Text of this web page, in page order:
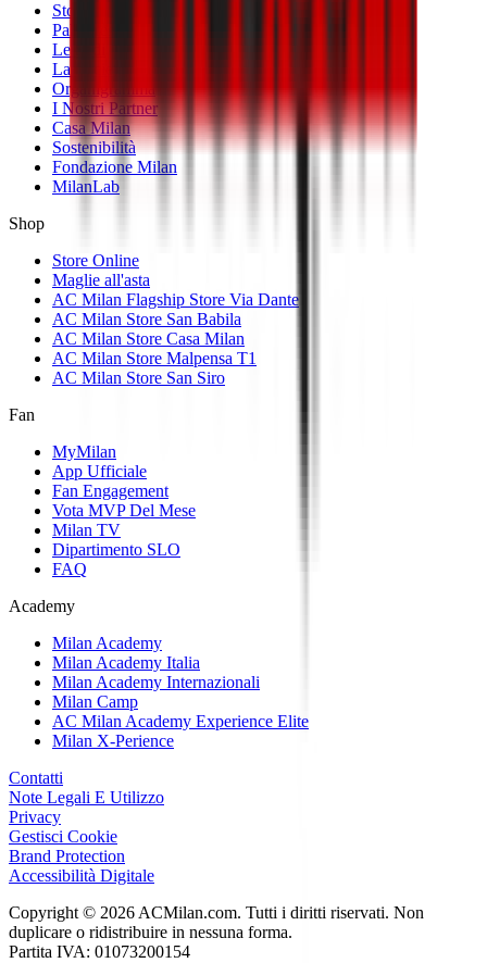
Storia
Palmarès
Le Sedi
La Società
Organigramma
I Nostri Partner
Casa Milan
Sostenibilità
Fondazione Milan
MilanLab
Shop
Store Online
Maglie all'asta
AC Milan Flagship Store Via Dante
AC Milan Store San Babila
AC Milan Store Casa Milan
AC Milan Store Malpensa T1
AC Milan Store San Siro
Fan
MyMilan
App Ufficiale
Fan Engagement
Vota MVP Del Mese
Milan TV
Dipartimento SLO
FAQ
Academy
Milan Academy
Milan Academy Italia
Milan Academy Internazionali
Milan Camp
AC Milan Academy Experience Elite
Milan X-Perience
Contatti
Note Legali E Utilizzo
Privacy
Gestisci Cookie
Brand Protection
Accessibilità Digitale
Copyright © 2026 ACMilan.com. Tutti i diritti riservati. Non
duplicare o ridistribuire in nessuna forma.
Partita IVA: 01073200154